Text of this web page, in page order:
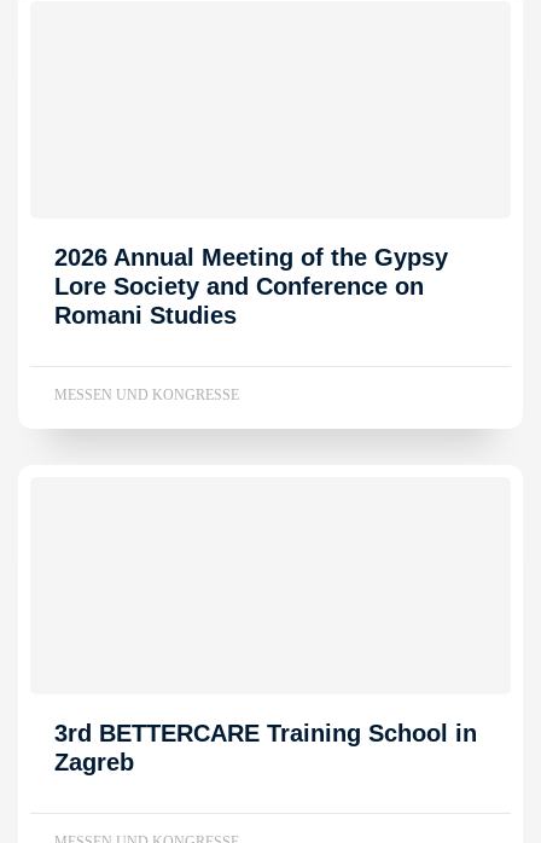
2026 Annual Meeting of the Gypsy
Lore Society and Conference on
Romani Studies
MESSEN UND KONGRESSE
3rd BETTERCARE Training School in
Zagreb